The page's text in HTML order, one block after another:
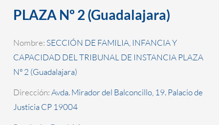
PLAZA Nº 2 (Guadalajara)
Nombre: SECCIÓN DE FAMILIA, INFANCIA Y
CAPACIDAD DEL TRIBUNAL DE INSTANCIA PLAZA
Nº 2 (Guadalajara)
Dirección:Avda. Mirador del Balconcillo, 19. Palacio de
Justicia CP 19004